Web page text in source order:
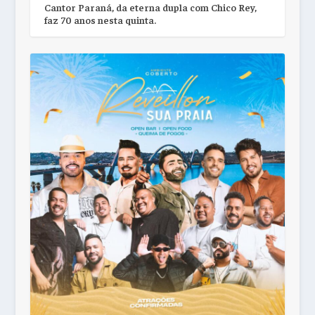
Cantor Paraná, da eterna dupla com Chico Rey,
faz 70 anos nesta quinta.